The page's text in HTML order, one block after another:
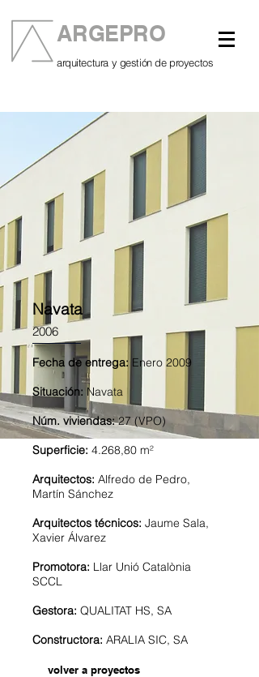
ARGEPRO
arquitectura y gestión de proyectos
Navata
2006
Fecha de entrega: Enero 2009
Situación: Navata
Núm. viviendas:27 (VPO)
Superficie: 4.268,80 m²
Arquitectos: Alfredo de Pedro,
Martín Sánchez
Arquitectos técnicos: Jaume Sala,
Xavier Álvarez
Promotora: Llar Unió Catalònia
SCCL
Gestora: QUALITAT HS, SA
Constructora: ARALIA SIC, SA
volver a proyectos